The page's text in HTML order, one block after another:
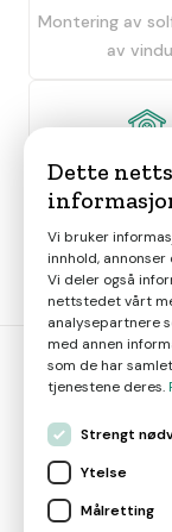
Montering av
av
Oppbevaring
Dette
Vi bruker
innhold,
Vi deler også
nettstedet vårt
analysepartnere
med annen
som de har
tjenestene deres.
Strengt
Ytelse
Målretting